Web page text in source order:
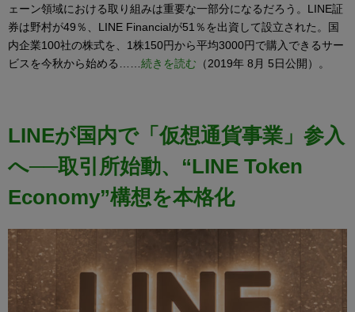
ェーン領域における取り組みは重要な一部分になるだろう。LINE証
券は野村が49％、LINE Financialが51％を出資して設立された。国
内企業100社の株式を、1株150円から平均3000円で購入できるサー
ビスを今秋から始める……続きを読む （2019年 8月 5日公開）。
LINEが国内で「仮想通貨事業」参入
へ──取引所始動、“LINE Token
Economy”構想を本格化